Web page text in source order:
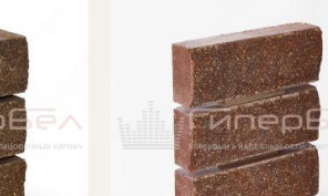
наборе
с влагой и постепенное